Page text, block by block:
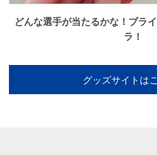
どんな選手が当たるかな！ブラ
ラ！
グッズサイトは